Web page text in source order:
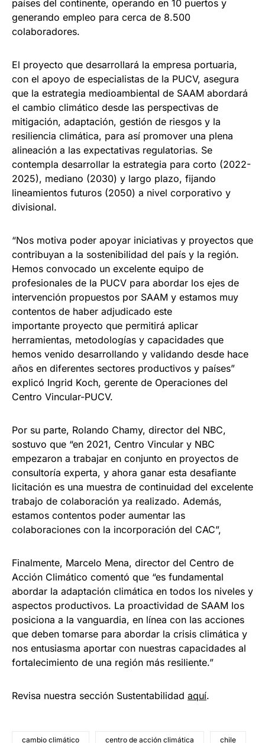
países del continente, operando en 10 puertos y
generando empleo para cerca de 8.500
colaboradores.
El proyecto que desarrollará la empresa portuaria,
con el apoyo de especialistas de la PUCV, asegura
que la estrategia medioambiental de SAAM abordará
el cambio climático desde las perspectivas de
mitigación, adaptación, gestión de riesgos y la
resiliencia climática, para así promover una plena
alineación a las expectativas regulatorias. Se
contempla desarrollar la estrategia para corto (2022-
2025), mediano (2030) y largo plazo, fijando
lineamientos futuros (2050) a nivel corporativo y
divisional.
“Nos motiva poder apoyar iniciativas y proyectos que
contribuyan a la sostenibilidad del país y la región.
Hemos convocado un excelente equipo de
profesionales de la PUCV para abordar los ejes de
intervención propuestos por SAAM y estamos muy
contentos de haber adjudicado este
importante proyecto que permitirá aplicar
herramientas, metodologías y capacidades que
hemos venido desarrollando y validando desde hace
años en diferentes sectores productivos y países”
explicó Ingrid Koch, gerente de Operaciones del
Centro Vincular-PUCV.
Por su parte, Rolando Chamy, director del NBC,
sostuvo que “en 2021, Centro Vincular y NBC
empezaron a trabajar en conjunto en proyectos de
consultoría experta, y ahora ganar esta desafiante
licitación es una muestra de continuidad del excelente
trabajo de colaboración ya realizado. Además,
estamos contentos poder aumentar las
colaboraciones con la incorporación del CAC”,
Finalmente, Marcelo Mena, director del Centro de
Acción Climático comentó que “es fundamental
abordar la adaptación climática en todos los niveles y
aspectos productivos. La proactividad de SAAM los
posiciona a la vanguardia, en línea con las acciones
que deben tomarse para abordar la crisis climática y
nos entusiasma aportar con nuestras capacidades al
fortalecimiento de una región más resiliente.”
Revisa nuestra sección Sustentabilidad aquí.
cambio climático centro de acción climática chile